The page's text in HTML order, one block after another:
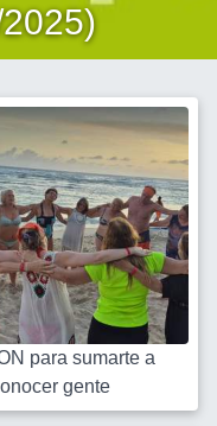
para sumarte a
gente